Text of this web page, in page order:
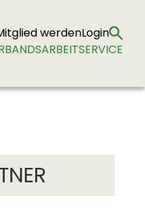
werdenLogin
SERVICE